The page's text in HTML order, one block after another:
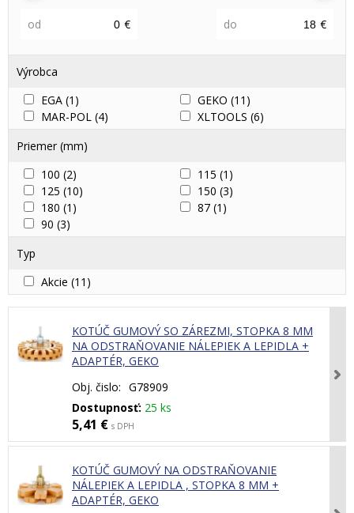
od € do €
Výrobca
EGA (1) GEKO (11)
MAR-POL (4) XLTOOLS (6)
Priemer (mm)
100 (2) 115 (1)
125 (10) 150 (3)
180 (1) 87 (1)
90 (3)
Typ
Akcie (11)
KOTÚČ GUMOVÝ SO ZÁREZMI, STOPKA 8 MM
NA ODSTRAŇOVANIE NÁLEPIEK A LEPIDLA +
ADAPTÉR, GEKO
Obj. čislo: G78909
Dostupnosť: 25 ks
5,41 € s DPH
KOTÚČ GUMOVÝ NA ODSTRAŇOVANIE
NÁLEPIEK A LEPIDLA , STOPKA 8 MM +
ADAPTÉR, GEKO